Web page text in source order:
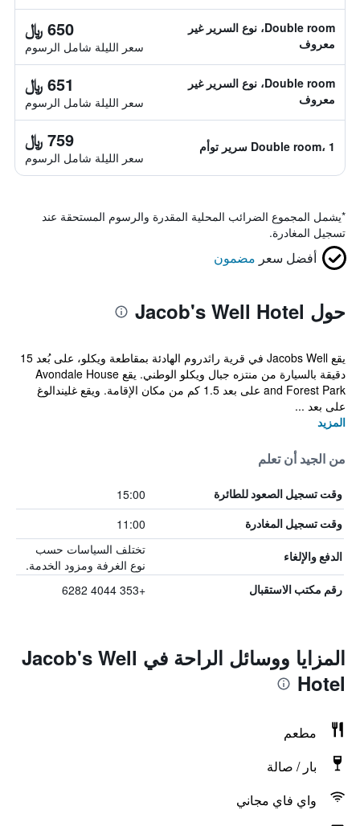
Double room، نوع السرير غير
معروف
650 ﷼
سعر الليلة شامل الرسوم
Double room، نوع السرير غير
معروف
651 ﷼
سعر الليلة شامل الرسوم
Double room، 1 سرير توأم 759 ﷼
سعر الليلة شامل الرسوم
*يشمل المجموع الضرائب المحلية المقدرة والرسوم المستحقة عند
تسجيل المغادرة.
أفضل سعر مضمون
حول Jacob's Well Hotel
يقع Jacobs Well في قرية راثدروم الهادئة بمقاطعة ويكلو، على بُعد 15
دقيقة بالسيارة من منتزه جبال ويكلو الوطني. يقع Avondale House
and Forest Park على بعد 1.5 كم من مكان الإقامة. ويقع غليندالوغ
على بعد ...
المزيد
من الجيد أن تعلم
وقت تسجيل الصعود للطائرة 15:00
وقت تسجيل المغادرة 11:00
الدفع والإلغاء
تختلف السياسات حسب
نوع الغرفة ومزود الخدمة.
رقم مكتب الاستقبال +353 4044 6282
المزايا ووسائل الراحة في Jacob's Well
Hotel
مطعم
بار / صالة
واي فاي مجاني